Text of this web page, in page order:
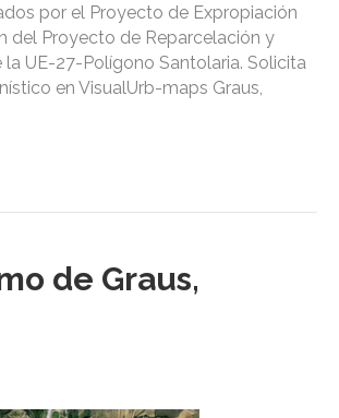
por el Proyecto de Expropiación
del Proyecto de Reparcelación y
la UE-27-Polígono Santolaria. Solicita
en VisualUrb-maps Graus,
de Graus,